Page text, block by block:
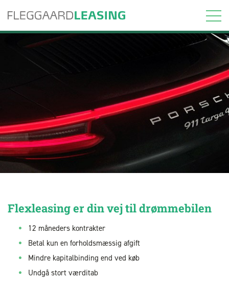
Flexleasing er din vej til drømmebilen
12 måneders kontrakter
Betal kun en forholdsmæssig afgift
Mindre kapitalbinding end ved køb
Undgå stort værditab